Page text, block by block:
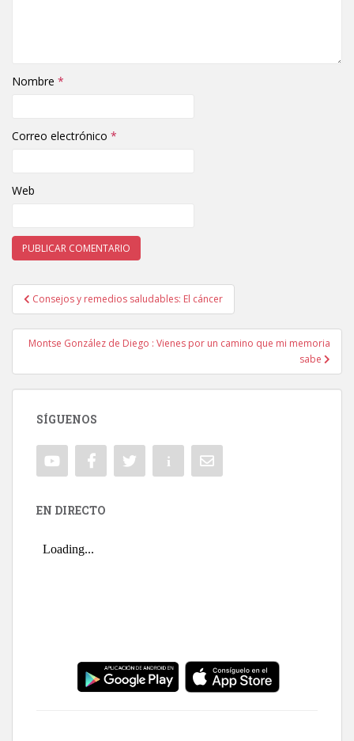
Nombre *
Correo electrónico *
Web
Navegación de entradas
Consejos y remedios saludables: El cáncer
Montse González de Diego : Vienes por un camino que mi memoria
sabe
SÍGUENOS
EN DIRECTO